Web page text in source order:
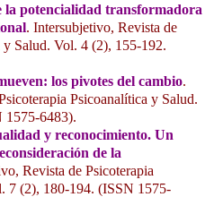
la potencialidad transformadora
. Intersubjetivo, Revista de
y Salud. Vol. 4 (2), 155-192.
los pivotes del cambio.
Psicoanalítica y Salud.
1575-6483).
y reconocimiento. Un
de la
Revista de Psicoterapia
7 (2), 180-194. (ISSN 1575-